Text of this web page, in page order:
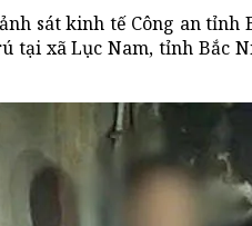
sát kinh tế Công an
tại xã Lục Nam, tỉnh Bắc